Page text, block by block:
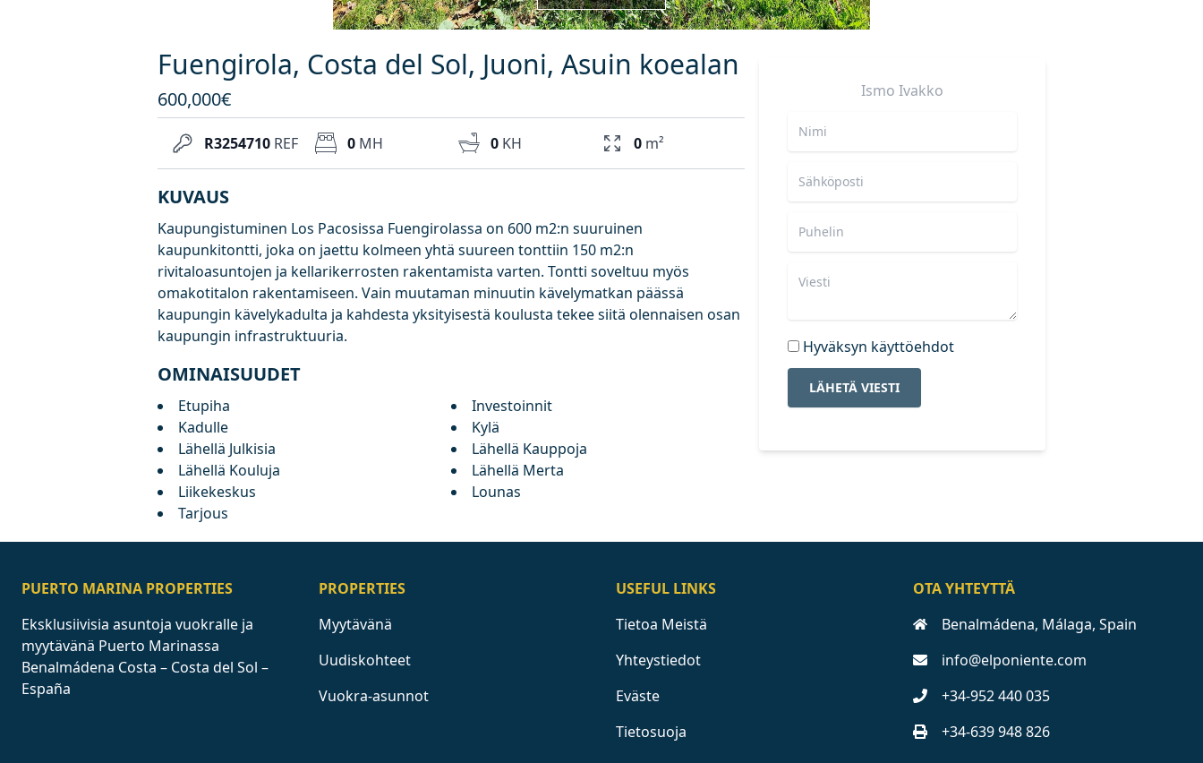
Fuengirola, Costa del Sol, Juoni, Asuin koealan
600,000€
R3254710 REF 0 MH 0 KH 0 m²
KUVAUS
Kaupungistuminen Los Pacosissa Fuengirolassa on 600 m2:n suuruinen
kaupunkitontti, joka on jaettu kolmeen yhtä suureen tonttiin 150 m2:n
rivitaloasuntojen ja kellarikerrosten rakentamista varten. Tontti soveltuu myös
omakotitalon rakentamiseen. Vain muutaman minuutin kävelymatkan päässä
kaupungin kävelykadulta ja kahdesta yksityisestä koulusta tekee siitä olennaisen osan
kaupungin infrastruktuuria.
OMINAISUUDET
Etupiha
Investoinnit
Kadulle
Kylä
Lähellä Julkisia
Lähellä Kauppoja
Lähellä Kouluja
Lähellä Merta
Liikekeskus
Lounas
Tarjous
Ismo Ivakko
Hyväksyn käyttöehdot
LÄHETÄ VIESTI
PUERTO MARINA PROPERTIES
Eksklusiivisia asuntoja vuokralle ja
myytävänä Puerto Marinassa
Benalmádena Costa – Costa del Sol –
España
PROPERTIES
Myytävänä
Uudiskohteet
Vuokra-asunnot
USEFUL LINKS
Tietoa Meistä
Yhteystiedot
Eväste
Tietosuoja
OTA YHTEYTTÄ
Benalmádena, Málaga, Spain
info@elponiente.com
+34-952 440 035
+34-639 948 826